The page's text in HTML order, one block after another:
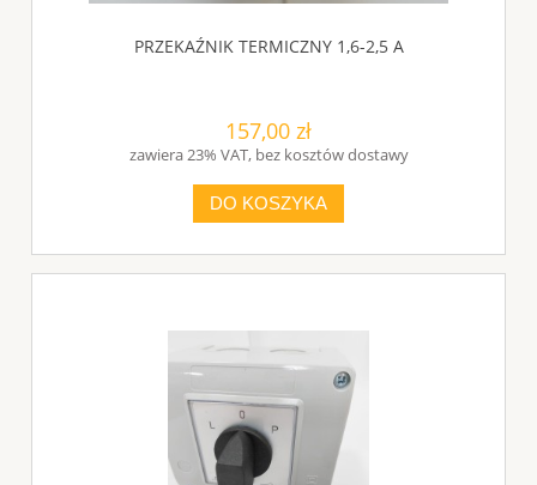
PRZEKAŹNIK TERMICZNY 1,6-2,5 A
157,00 zł
zawiera 23% VAT, bez kosztów dostawy
DO KOSZYKA